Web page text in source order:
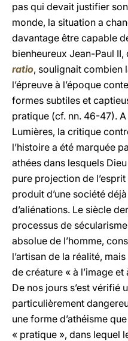
pas qui devait justifier
monde, la situation a
davantage être capable
bienheureux Jean-Paul II,
ratio, soulignait combien
l’épreuve à l’époque
formes subtiles et
pratique (cf. nn. 46-47).
Lumières, la critique
l’histoire a été marquée
athées dans lesquels
pure projection de
produit d’une société
d’aliénations. Le siècle
processus de
absolue de l’homme,
l’artisan de la réalité,
de créature « à l’image
De nos jours s’est vérifié
particulièrement
une forme d’athéisme
« pratique », dans lequel